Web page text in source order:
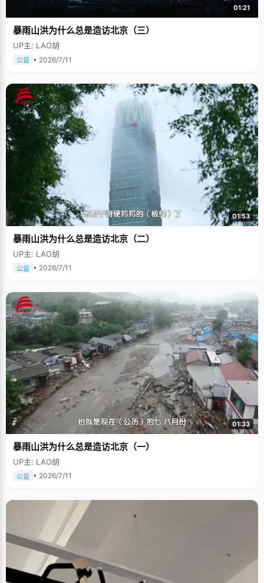
01:21
暴雨山洪为什么总是造访北京（三）
UP主: LAO胡
公益 • 2026/7/11
01:53
暴雨山洪为什么总是造访北京（二）
UP主: LAO胡
公益 • 2026/7/11
01:33
暴雨山洪为什么总是造访北京（一）
UP主: LAO胡
公益 • 2026/7/11